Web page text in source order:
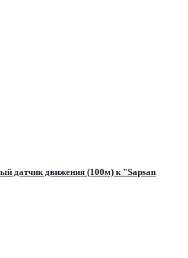
датчик движения (100м) к "Sapsan